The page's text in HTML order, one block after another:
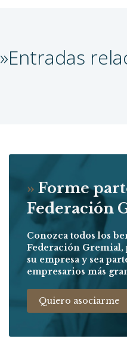
»Entradas
» Forme
Federación
Conozca todos los
Federación Gremial,
su empresa y sea
empresarios más
Quiero asociarme